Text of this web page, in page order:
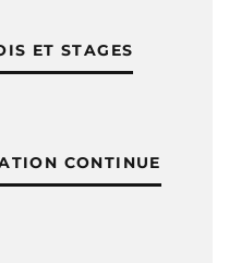
ET STAGES
CONTINUE